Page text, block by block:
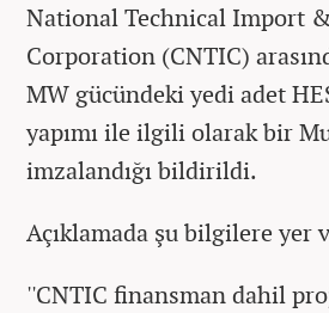
National Technical Import
Corporation (CNTIC)
MW gücündeki yedi adet
yapımı ile ilgili olarak bir
imzalandığı bildirildi.
Açıklamada şu bilgilere yer
''CNTIC finansman dahil